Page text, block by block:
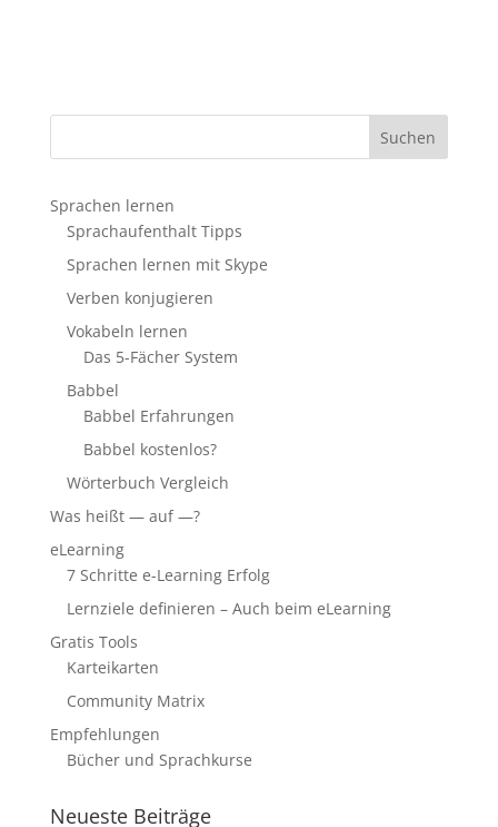
Sprachen lernen
Sprachaufenthalt Tipps
Sprachen lernen mit Skype
Verben konjugieren
Vokabeln lernen
Das 5-Fächer System
Babbel
Babbel Erfahrungen
Babbel kostenlos?
Wörterbuch Vergleich
Was heißt — auf —?
eLearning
7 Schritte e-Learning Erfolg
Lernziele definieren – Auch beim eLearning
Gratis Tools
Karteikarten
Community Matrix
Empfehlungen
Bücher und Sprachkurse
Neueste Beiträge